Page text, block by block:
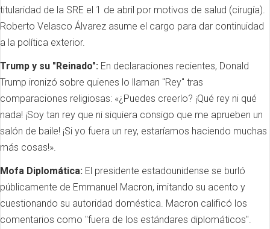
titularidad de la SRE el 1 de abril por motivos de salud (cirugía).
Roberto Velasco Álvarez asume el cargo para dar continuidad
a la política exterior.
Trump y su "Reinado": En declaraciones recientes, Donald
Trump ironizó sobre quienes lo llaman "Rey" tras
comparaciones religiosas: «¿Puedes creerlo? ¡Qué rey ni qué
nada! ¡Soy tan rey que ni siquiera consigo que me aprueben un
salón de baile! ¡Si yo fuera un rey, estaríamos haciendo muchas
más cosas!».
Mofa Diplomática: El presidente estadounidense se burló
públicamente de Emmanuel Macron, imitando su acento y
cuestionando su autoridad doméstica. Macron calificó los
comentarios como "fuera de los estándares diplomáticos".